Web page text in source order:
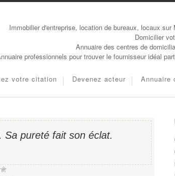
Immobilier d'entreprise, location de bureaux, locaux sur
Domicilier
Annuaire des centres de
professionnels pour trouver le fournisseur idéal
votre citation Devenez acteur Annuaire
pureté fait son éclat.